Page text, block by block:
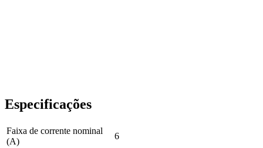
Especificações
Faixa de corrente nominal
(A)
6